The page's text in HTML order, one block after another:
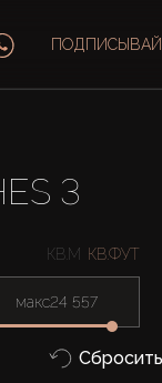
3
КВ.М КВ.ФУТ
макс